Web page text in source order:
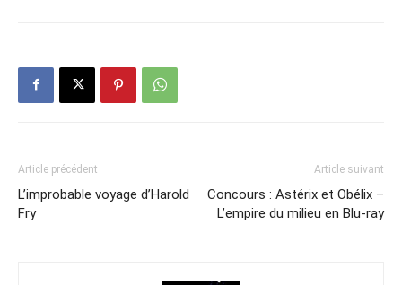
Article précédent
L’improbable voyage d’Harold
Fry
Article suivant
Concours : Astérix et Obélix –
L’empire du milieu en Blu-ray